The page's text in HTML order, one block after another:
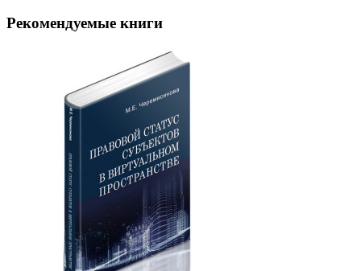
Рекомендуемые книги